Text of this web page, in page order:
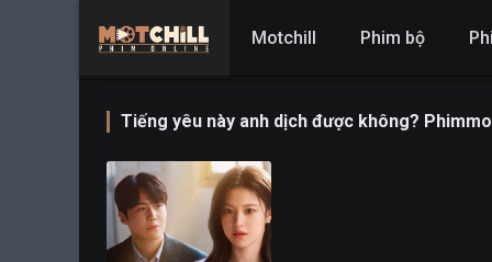
Motchill Phim bộ
Tiếng yêu này anh dịch được không?